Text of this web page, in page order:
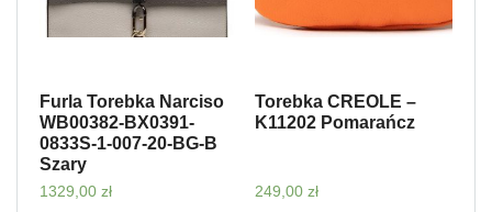
Furla Torebka Narciso
WB00382-BX0391-
0833S-1-007-20-BG-B
Szary
1329,00 zł
Torebka CREOLE –
K11202 Pomarańcz
249,00 zł